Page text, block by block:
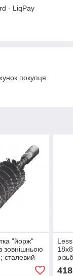
- LiqPay
покупця
"йорж"
зовнішньою
сталевий
прямий дріт